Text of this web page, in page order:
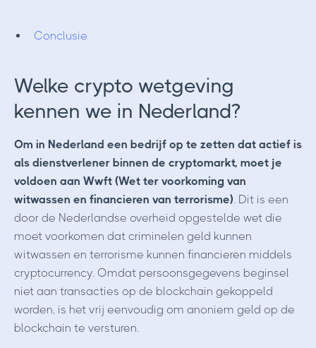
Conclusie
Welke crypto wetgeving
kennen we in Nederland?
Om in Nederland een bedrijf op te zetten dat actief is
als dienstverlener binnen de cryptomarkt, moet je
voldoen aan Wwft (Wet ter voorkoming van
witwassen en financieren van terrorisme). Dit is een
door de Nederlandse overheid opgestelde wet die
moet voorkomen dat criminelen geld kunnen
witwassen en terrorisme kunnen financieren middels
cryptocurrency. Omdat persoonsgegevens beginsel
niet aan transacties op de blockchain gekoppeld
worden, is het vrij eenvoudig om anoniem geld op de
blockchain te versturen.